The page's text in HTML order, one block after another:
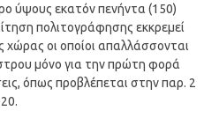
ύψους εκατόν πενήντα (150)
πολιτογράφησης εκκρεμεί
χώρας οι οποίοι απαλλάσσονται
μόνο για την πρώτη φορά
όπως προβλέπεται στην παρ. 2